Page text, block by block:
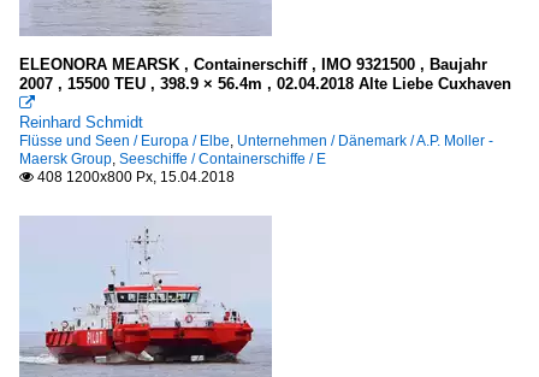
ELEONORA MEARSK , Containerschiff , IMO 9321500 , Baujahr
2007 , 15500 TEU , 398.9 × 56.4m , 02.04.2018 Alte Liebe Cuxhaven

Reinhard Schmidt
Flüsse und Seen / Europa / Elbe, Unternehmen / Dänemark / A.P. Moller -
Maersk Group, Seeschiffe / Containerschiffe / E
 408 1200x800 Px, 15.04.2018